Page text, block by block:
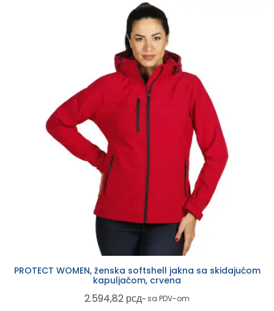
PROTECT WOMEN, ženska softshell jakna sa skidajućom
kapuljačom, crvena
2.594,82 рсд~ sa PDV-om